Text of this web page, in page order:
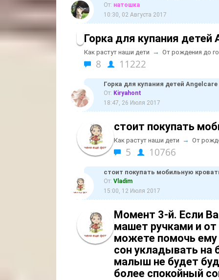
От: натошка
10:30, 02 Августа 2017
Горка для купания
Как растут наши дети → От рождения до
8 11222
Горка для купания детей
От: Kiryahont
18:47, 26 Июля 2017
стоит покупать
Как растут наши дети → От
5 10766
стоит покупать мобильную
От: Vladim
15:00, 12 Июля 2017
Момент 3-й. Если
машет ручками и
можете помочь ему
сон укладывать на
малыш не будет
более спокойный